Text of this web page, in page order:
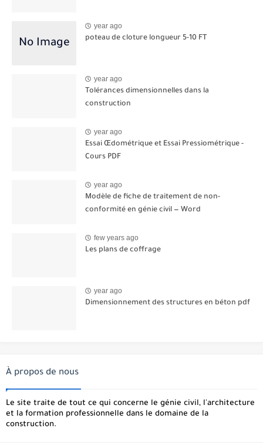
year ago
poteau de cloture longueur 5-10 FT
year ago
Tolérances dimensionnelles dans la
construction
year ago
Essai Œdométrique et Essai Pressiométrique -
Cours PDF
year ago
Modèle de fiche de traitement de non-
conformité en génie civil — Word
few years ago
Les plans de coffrage
year ago
Dimensionnement des structures en béton pdf
À propos de nous
Le site traite de tout ce qui concerne le génie civil, l'architecture
et la formation professionnelle dans le domaine de la
construction.